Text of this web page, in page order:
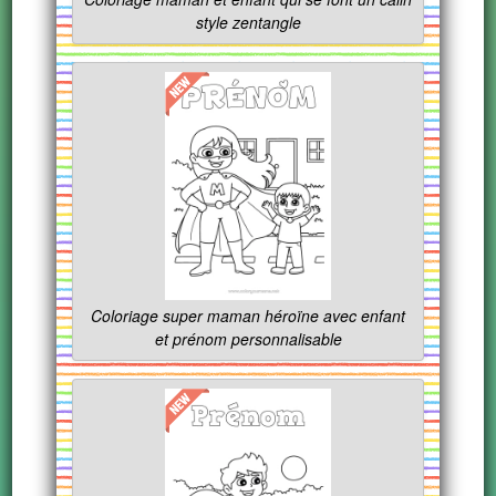
style zentangle
Coloriage super maman héroïne avec enfant
et prénom personnalisable